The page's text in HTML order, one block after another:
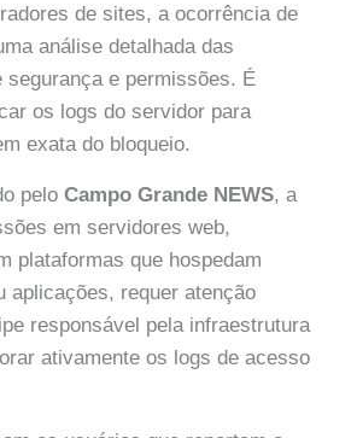
de sites, a ocorrência de
análise detalhada das
segurança e permissões. É
os logs do servidor para
exata do bloqueio.
peloCampo Grande NEWS, a
em servidores web,
plataformas que hospedam
aplicações, requer atenção
responsável pela infraestrutura
ativamente os logs de acesso